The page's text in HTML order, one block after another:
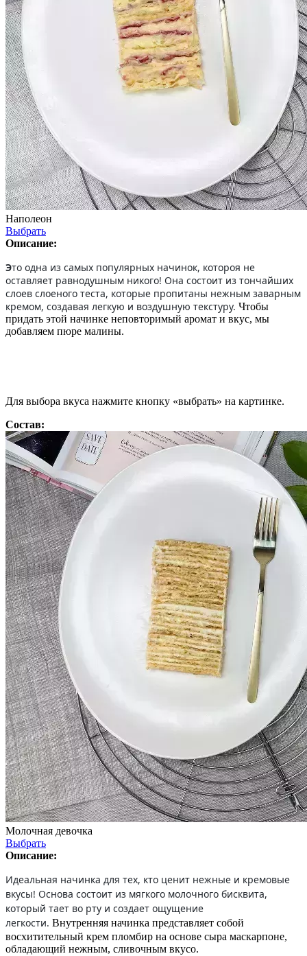
Наполеон
Выбрать
Описание:
Это одна из самых популярных начинок, котороя не
оставляет равнодушным никого! Она состоит из тончайших
слоев слоеного теста, которые пропитаны нежным заварным
кремом, создавая легкую и воздушную текстуру. Чтобы
придать этой начинке неповторимый аромат и вкус, мы
добавляем пюре малины.
Для выбора вкуса нажмите кнопку «выбрать» на картинке.
Состав:
Молочная девочка
Выбрать
Описание:
Идеальная начинка для тех, кто ценит нежные и кремовые
вкусы! Основа состоит из мягкого молочного бисквита,
который тает во рту и создает ощущение
легкости. Внутренняя начинка представляет собой
восхитительный крем пломбир на основе сыра маскарпоне,
обладающий нежным, сливочным вкусо.